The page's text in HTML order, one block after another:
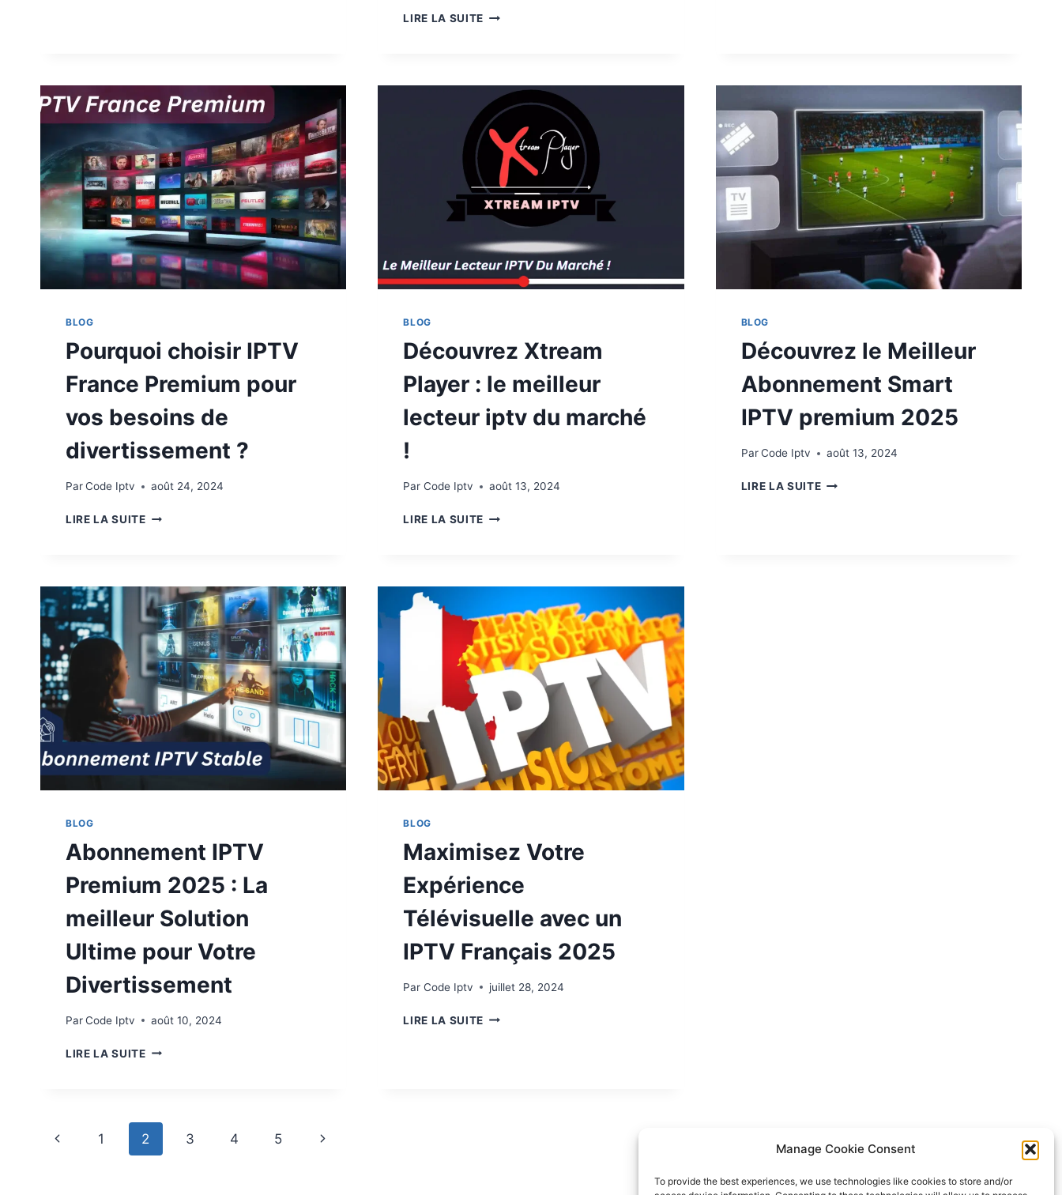
Manage Cookie Consent
To provide the best experiences, we use technologies like cookies to store and/or
LIRE LA SUITE
BLOG
Pourquoi choisir IPTV
France Premium pour
vos besoins de
divertissement ?
ParCode Iptv août 24, 2024
LIRE LA SUITE
BLOG
Découvrez Xtream
Player : le meilleur
lecteur iptv du marché
!
Par Code Iptv août 13, 2024
LIRE LA SUITE
BLOG
Découvrez le Meilleur
Abonnement Smart
IPTV premium 2025
Par Code Iptv août 13, 2024
LIRE LA SUITE
BLOG
Abonnement IPTV
Premium 2025 : La
meilleur Solution
Ultime pour Votre
Divertissement
ParCode Iptv août 10, 2024
LIRE LA SUITE
BLOG
Maximisez Votre
Expérience
Télévisuelle avec un
IPTV Français 2025
Par Code Iptv juillet 28, 2024
LIRE LA SUITE
1 2 3 4 5